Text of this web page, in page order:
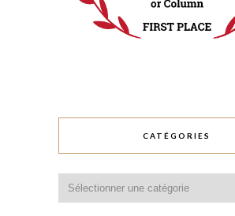
CATÉGORIES